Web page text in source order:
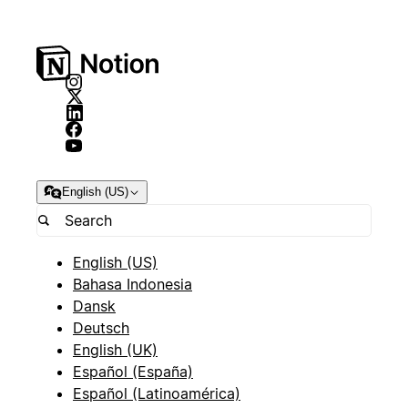
English (US)
English (US)
Bahasa Indonesia
Dansk
Deutsch
English (UK)
Español (España)
Español (Latinoamérica)